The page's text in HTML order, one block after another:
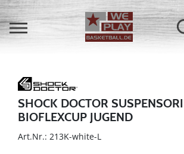
SHOCK DOCTOR
BIOFLEXCUP JUGEND
Art.Nr.: 213K-white-L